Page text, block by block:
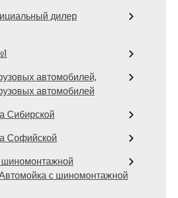
дилер
автомобилей,
автомобилей
Сибирской
Софийской
с шиномонтажной